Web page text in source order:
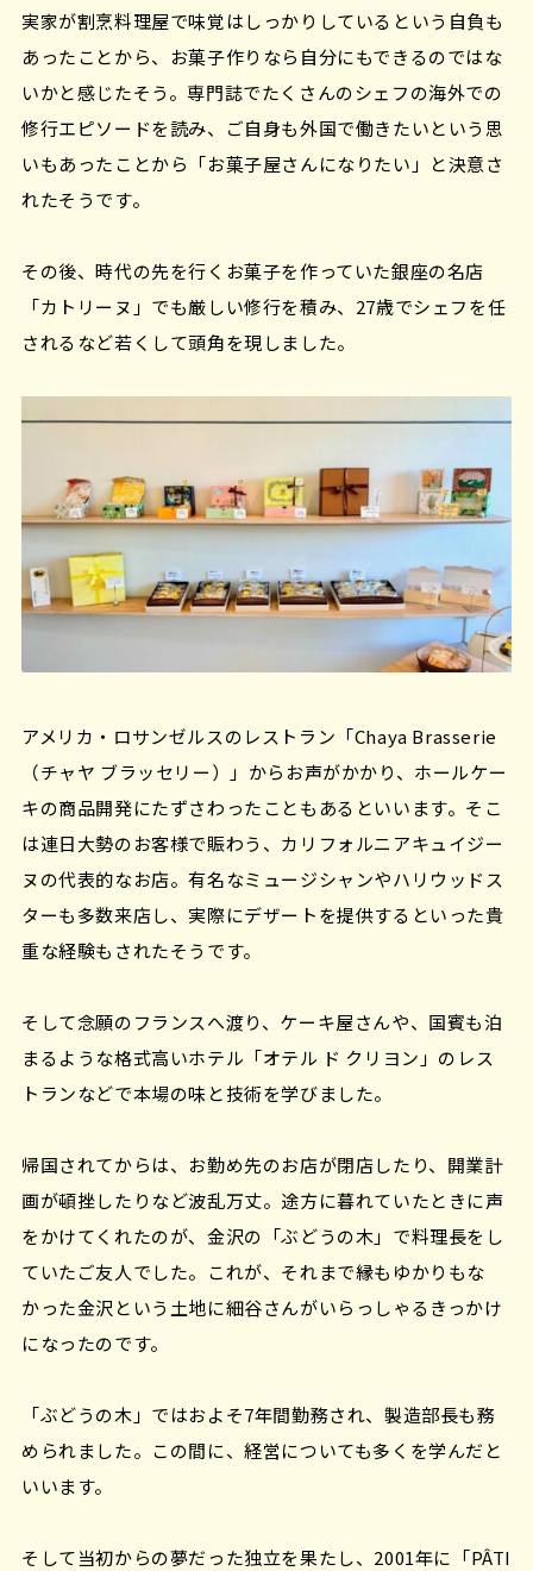
実家が割烹料理屋で味覚はしっかりしているという自負も
あったことから、お菓子作りなら自分にもできるのではな
いかと感じたそう。専門誌でたくさんのシェフの海外での
修行エピソードを読み、ご自身も外国で働きたいという思
いもあったことから「お菓子屋さんになりたい」と決意さ
れたそうです。
その後、時代の先を行くお菓子を作っていた銀座の名店
「カトリーヌ」でも厳しい修行を積み、27歳でシェフを任
されるなど若くして頭角を現しました。
アメリカ・ロサンゼルスのレストラン「Chaya Brasserie
（チャヤ ブラッセリー）」からお声がかかり、ホールケー
キの商品開発にたずさわったこともあるといいます。そこ
は連日大勢のお客様で賑わう、カリフォルニアキュイジー
ヌの代表的なお店。有名なミュージシャンやハリウッドス
ターも多数来店し、実際にデザートを提供するといった貴
重な経験もされたそうです。
そして念願のフランスへ渡り、ケーキ屋さんや、国賓も泊
まるような格式高いホテル「オテル ド クリヨン」のレス
トランなどで本場の味と技術を学びました。
帰国されてからは、お勤め先のお店が閉店したり、開業計
画が頓挫したりなど波乱万丈。途方に暮れていたときに声
をかけてくれたのが、金沢の「ぶどうの木」で料理長をし
ていたご友人でした。これが、それまで縁もゆかりもな
かった金沢という土地に細谷さんがいらっしゃるきっかけ
になったのです。
「ぶどうの木」ではおよそ7年間勤務され、製造部長も務
められました。この間に、経営についても多くを学んだと
いいます。
そして当初からの夢だった独立を果たし、2001年に「PÂTI